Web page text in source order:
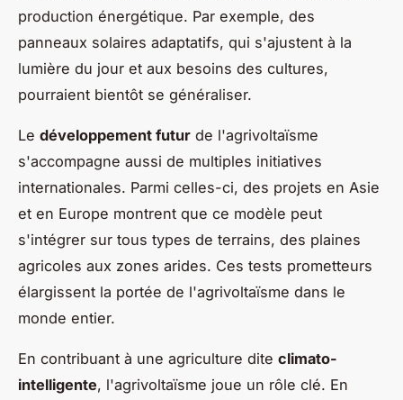
production énergétique. Par exemple, des
panneaux solaires adaptatifs, qui s'ajustent à la
lumière du jour et aux besoins des cultures,
pourraient bientôt se généraliser.
Le développement futur de l'agrivoltaïsme
s'accompagne aussi de multiples initiatives
internationales. Parmi celles-ci, des projets en Asie
et en Europe montrent que ce modèle peut
s'intégrer sur tous types de terrains, des plaines
agricoles aux zones arides. Ces tests prometteurs
élargissent la portée de l'agrivoltaïsme dans le
monde entier.
En contribuant à une agriculture dite climato-
intelligente, l'agrivoltaïsme joue un rôle clé. En